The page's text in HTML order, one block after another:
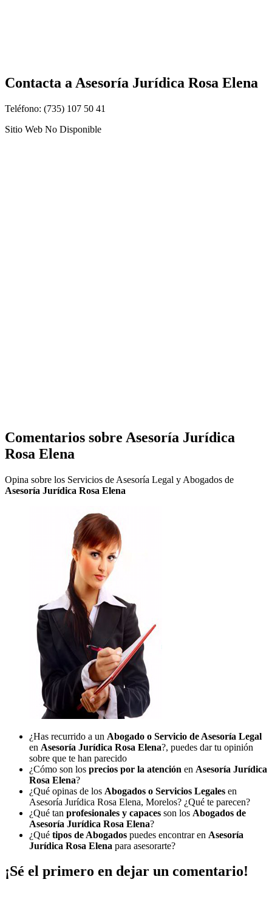
Contacta a Asesoría Jurídica Rosa Elena
Teléfono: (735) 107 50 41
Sitio Web No Disponible
Comentarios sobre Asesoría Jurídica
Rosa Elena
Opina sobre los Servicios de Asesoría Legal y Abogados de
Asesoría Jurídica Rosa Elena
¿Has recurrido a un Abogado o Servicio de Asesoría Legal
en Asesoría Jurídica Rosa Elena?, puedes dar tu opinión
sobre que te han parecido
¿Cómo son los precios por la atención en Asesoría Jurídica
Rosa Elena?
¿Qué opinas de los Abogados o Servicios Legales en
Asesoría Jurídica Rosa Elena, Morelos? ¿Qué te parecen?
¿Qué tan profesionales y capaces son los Abogados de
Asesoría Jurídica Rosa Elena?
¿Qué tipos de Abogados puedes encontrar en Asesoría
Jurídica Rosa Elena para asesorarte?
¡Sé el primero en dejar un comentario!